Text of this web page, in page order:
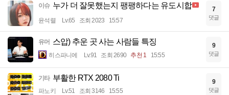
이슈 누가 더 잘못했는지 팽팽하다는 유도시합
윤석렬 Lv.65 조회 2023 15:57
7
댓글
유머 스압) 추운 곳 사는 사람들 특징
히스파니에 Lv.91 조회 2690 추천 1 15:55
9
댓글
기타 부활한 RTX 2080 Ti
파노키 Lv.51 조회 3146 15:55
9
댓글